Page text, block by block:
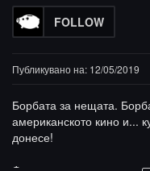
FOLLOW
Публикувано на: 12/05/2019
Борбата за нещата.
американското кино и...
донесе!